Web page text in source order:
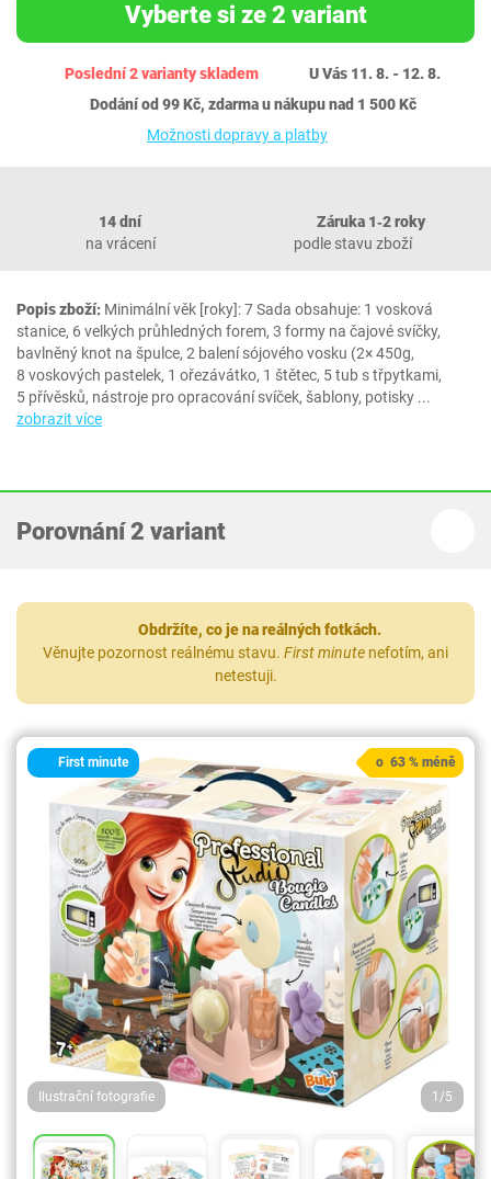
Vyberte si ze 2 variant
Poslední 2 varianty skladem
U Vás 11. 8. - 12. 8.
Dodání od 99 Kč, zdarma u nákupu nad 1 500 Kč
Možnosti dopravy a platby
14 dní
na vrácení
Záruka 1‐2 roky
podle stavu zboží
Popis zboží: Minimální věk [roky]: 7 Sada obsahuje: 1 vosková
stanice, 6 velkých průhledných forem, 3 formy na čajové svíčky,
bavlněný knot na špulce, 2 balení sójového vosku (2× 450g,
8 voskových pastelek, 1 ořezávátko, 1 štětec, 5 tub s třpytkami,
5 přívěsků, nástroje pro opracování svíček, šablony, potisky ...
zobrazit více
Porovnání 2 variant
Obdržíte, co je na reálných fotkách.
Věnujte pozornost reálnému stavu. First minute nefotím, ani
netestuji.
First minute
Ilustrační fotografie 1/5
o 63 % méně